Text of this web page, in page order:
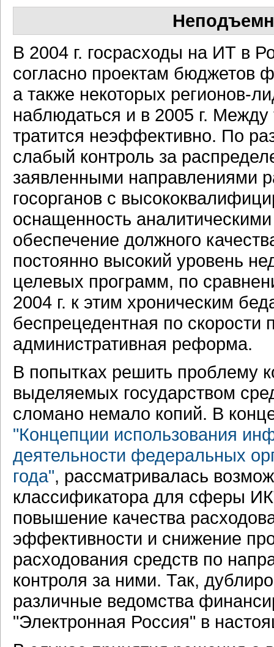
В 2004 г. госрасходы на ИТ в
согласно проектам бюджетов
а также некоторых регионов-
наблюдаться и в 2005 г. Между
тратится неэффективно. По
слабый контроль за
заявленными направлениями
госорганов с
оснащенность
обеспечение должного
постоянно высокий уровень
целевых программ, по
2004 г. к этим хроническим
беспрецедентная по скорости
административная реформа.
В попытках решить проблему
выделяемых государством
сломано немало копий. В
"Концепции использования
деятельности федеральных
года", рассматривалась
классификатора для сферы
повышение качества
эффективности и снижение
расходования средств по
контроля за ними. Так,
различные ведомства
"Электронная Россия" в